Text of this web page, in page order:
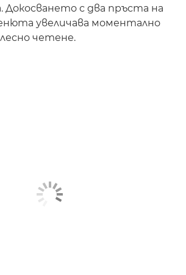
с два пръста на
увеличава моментално
четене.